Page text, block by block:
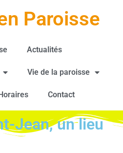
Paroisse
Actualités
Vie de la paroisse
Contact
Jean, un lieu